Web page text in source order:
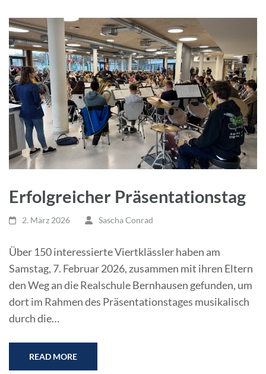
Erfolgreicher Präsentationstag
2. März 2026 Sascha Conrad
Über 150 interessierte Viertklässler haben am
Samstag, 7. Februar 2026, zusammen mit ihren Eltern
den Weg an die Realschule Bernhausen gefunden, um
dort im Rahmen des Präsentationstages musikalisch
durch die…
READ MORE